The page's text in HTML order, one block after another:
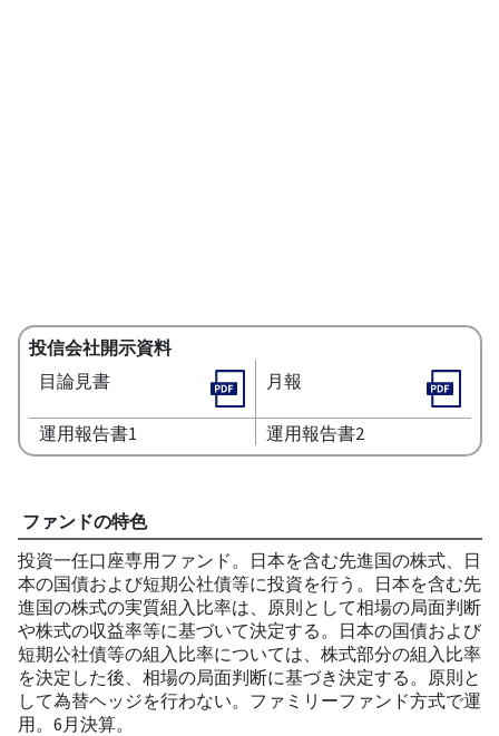
投信会社開示資料
目論見書
月報
運用報告書1 運用報告書2
ファンドの特色
投資一任口座専用ファンド。日本を含む先進国の株式、日
本の国債および短期公社債等に投資を行う。日本を含む先
進国の株式の実質組入比率は、原則として相場の局面判断
や株式の収益率等に基づいて決定する。日本の国債および
短期公社債等の組入比率については、株式部分の組入比率
を決定した後、相場の局面判断に基づき決定する。原則と
して為替ヘッジを行わない。ファミリーファンド方式で運
用。6月決算。